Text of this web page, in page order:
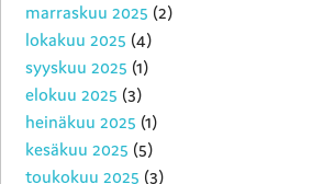
marraskuu 2025 (2)
lokakuu 2025 (4)
syyskuu 2025 (1)
elokuu 2025 (3)
heinäkuu 2025 (1)
kesäkuu 2025 (5)
toukokuu 2025 (3)